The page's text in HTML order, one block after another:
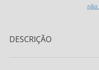
não
DESCRIÇÃO